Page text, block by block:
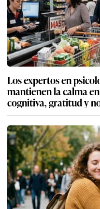
Los expertos en
mantienen la calma
cognitiva, gratitud y